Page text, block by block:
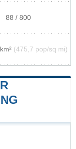
88 / 800
(475,7 pop/sq mi)